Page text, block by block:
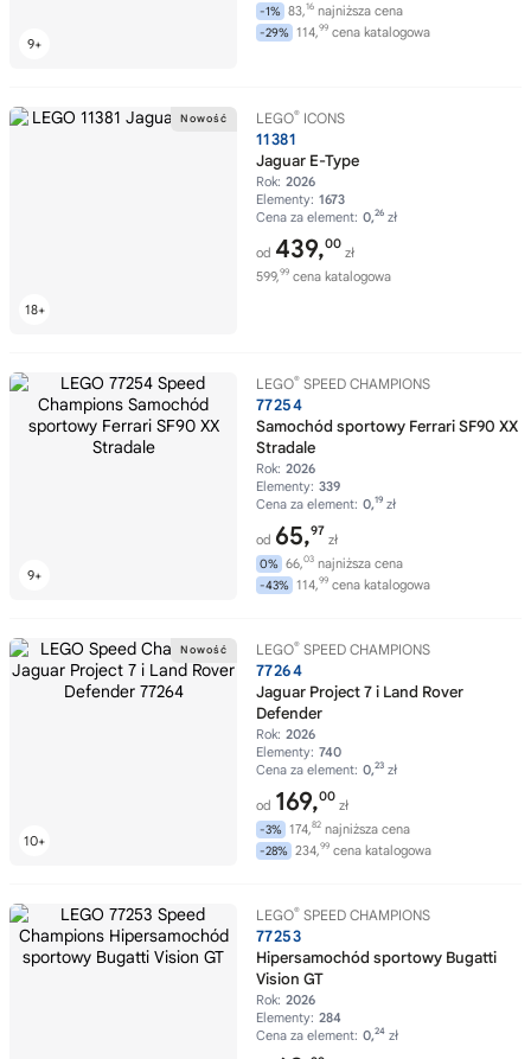
-1% 83,16 najniższa cena
-29% 114,99 cena katalogowa
LEGO® ICONS
11381
Jaguar E-Type
Rok: 2026
Elementy: 1673
Cena za element: 0,26 zł
od 439,00
zł
599,99 cena katalogowa
LEGO® SPEED CHAMPIONS
77254
Samochód sportowy Ferrari SF90 XX
Stradale
Rok: 2026
Elementy: 339
Cena za element: 0,19 zł
od 65,97
zł
0% 66,03 najniższa cena
-43% 114,99 cena katalogowa
LEGO® SPEED CHAMPIONS
77264
Jaguar Project 7 i Land Rover
Defender
Rok: 2026
Elementy: 740
Cena za element: 0,23 zł
od 169,00
zł
-3% 174,82 najniższa cena
-28% 234,99 cena katalogowa
LEGO® SPEED CHAMPIONS
77253
Hipersamochód sportowy Bugatti
Vision GT
Rok: 2026
Elementy: 284
Cena za element: 0,24 zł